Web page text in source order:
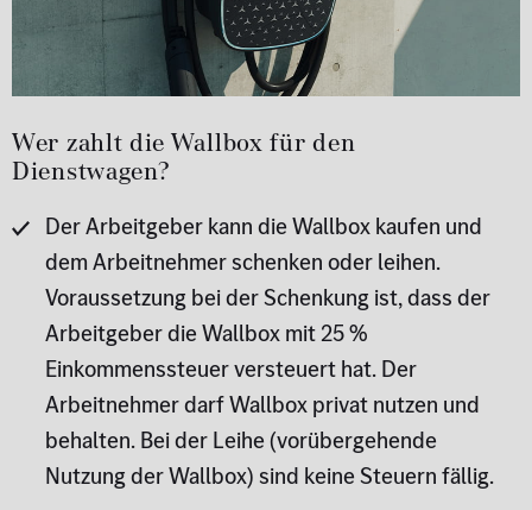
Wer zahlt die Wallbox für den
Dienstwagen?
Der Arbeitgeber kann die Wallbox kaufen und
dem Arbeitnehmer schenken oder leihen.
Voraussetzung bei der Schenkung ist, dass der
Arbeitgeber die Wallbox mit 25 %
Einkommenssteuer versteuert hat. Der
Arbeitnehmer darf Wallbox privat nutzen und
behalten. Bei der Leihe (vorübergehende
Nutzung der Wallbox) sind keine Steuern fällig.